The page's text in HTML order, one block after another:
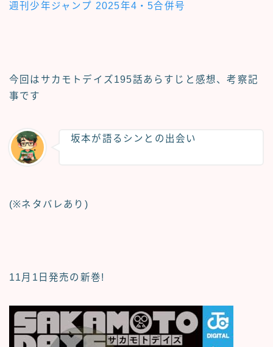
週刊少年ジャンプ 2025年4・5合併号
今回はサカモトデイズ195話あらすじと感想、考察記
事です
坂本が語るシンとの出会い
(※ネタバレあり)
11月1日発売の新巻!